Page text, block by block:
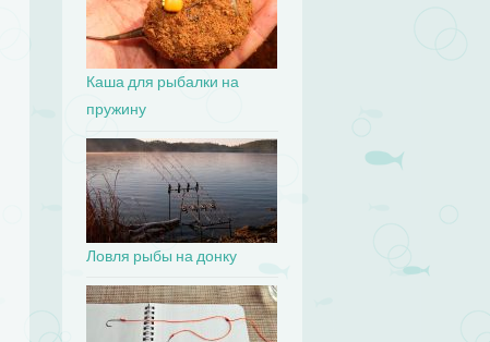
Каша для рыбалки на
пружину
Ловля рыбы на донку